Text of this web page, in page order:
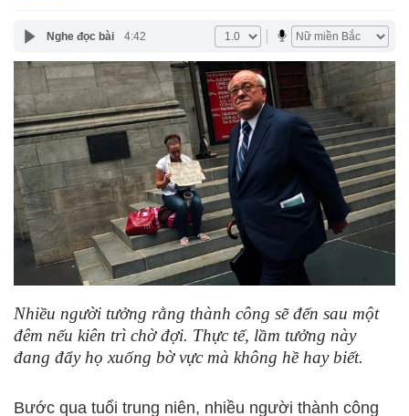
Nghe đọc bài 4:42
Nhiều người tưởng rằng thành công sẽ đến sau một
đêm nếu kiên trì chờ đợi. Thực tế, lầm tưởng này
đang đẩy họ xuống bờ vực mà không hề hay biết.
Bước qua tuổi trung niên, nhiều người thành công